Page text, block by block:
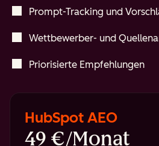
Prompt-Tracking und
Wettbewerber- und
Priorisierte Empfehlungen
HubSpot AEO
49 €/Monat